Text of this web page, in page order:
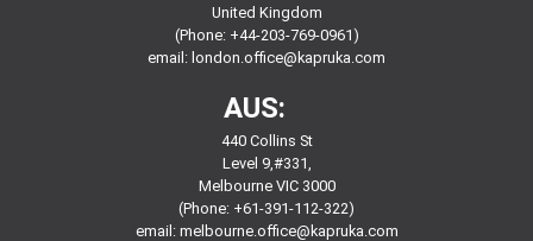
United Kingdom
(Phone: +44-203-769-0961)
email: london.office@kapruka.com
AUS:
440 Collins St
Level 9,#331,
Melbourne VIC 3000
(Phone: +61-391-112-322)
email: melbourne.office@kapruka.com